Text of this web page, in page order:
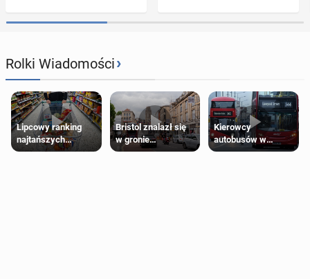
Rolki Wiadomości›
Lipcowy ranking
najtańszych
supermarketów
Bristol znalazł się
w gronie
najlepszych
Kierowcy
autobusów w
Londynie